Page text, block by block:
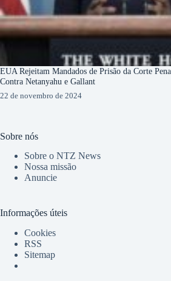
EUA Rejeitam Mandados de Prisão da Corte
Contra Netanyahu e Gallant
22 de novembro de 2024
Sobre nós
Sobre o NTZ News
Nossa missão
Anuncie
Informações úteis
Cookies
RSS
Sitemap